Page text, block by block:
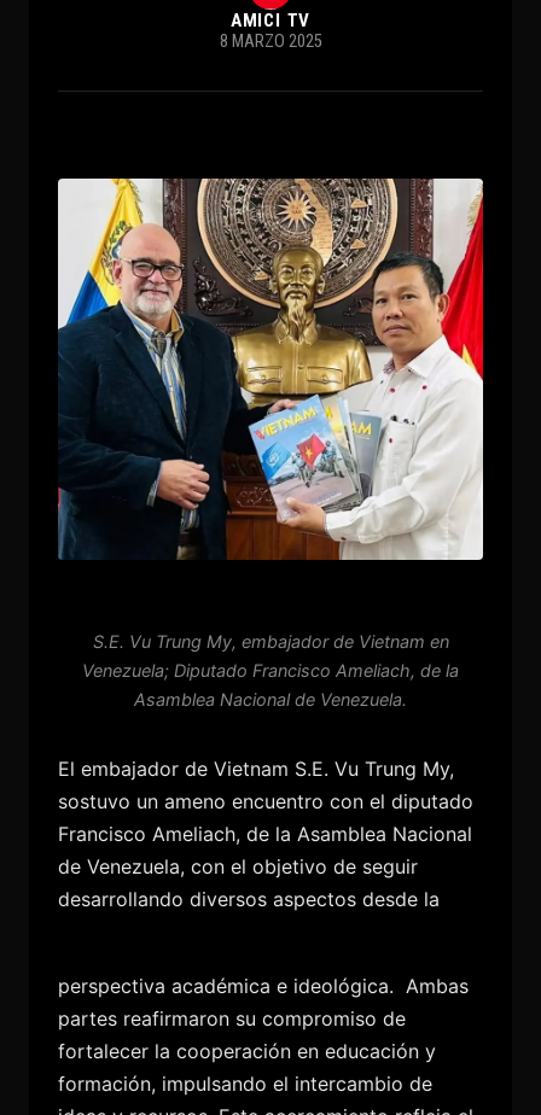
AMICI TV
8 MARZO 2025
S.E. Vu Trung My, embajador de Vietnam en
Venezuela; Diputado Francisco Ameliach, de la
Asamblea Nacional de Venezuela.
El embajador de Vietnam S.E. Vu Trung My,
sostuvo un ameno encuentro con el diputado
Francisco Ameliach, de la Asamblea Nacional
de Venezuela, con el objetivo de seguir
desarrollando diversos aspectos desde la
perspectiva académica e ideológica. Ambas
partes reafirmaron su compromiso de
fortalecer la cooperación en educación y
formación, impulsando el intercambio de